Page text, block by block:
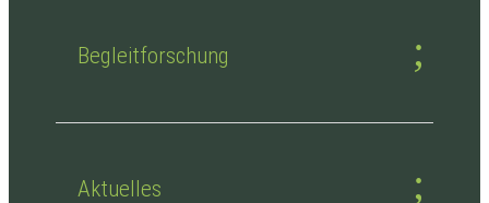
Begleitforschung
Aktuelles